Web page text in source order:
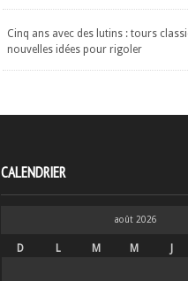
Cinq ans avec des lutins : tours
nouvelles idées pour rigoler
CALENDRIER
août 2026
D L M M J